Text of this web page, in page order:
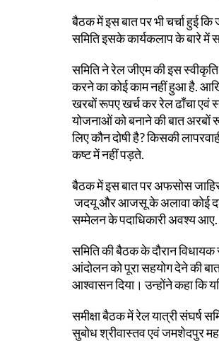
बैठक में इस बात पर भी चर्चा हुई
समिति इसके कार्यकलाप के बारे में
समिति ने रेल जीएम की इस
करने का कोई काम नहीं हुआ है.
खरबों रूपए खर्च कर रेल ढाँचा एवं
योजनाओं को बनाने की बात अरबों
लिए कौन दोषी है? किसकी
कष्ट में नहीं पड़ते.
बैठक में इस बात पर अफसोस जाहिर
जदयू और आजसू के अलावा कोई दल
सम्मेलन के पदाधिकारी अवश्य आए.
समिति की बैठक के दौरान विधायक
आंदोलन को पूरा सहयोग देने की
आश्वासन दिया। उन्होंने कहा कि
समीक्षा बैठक में रेल यात्री
सुबोध श्रीवास्तव एवं जमशेदपुर